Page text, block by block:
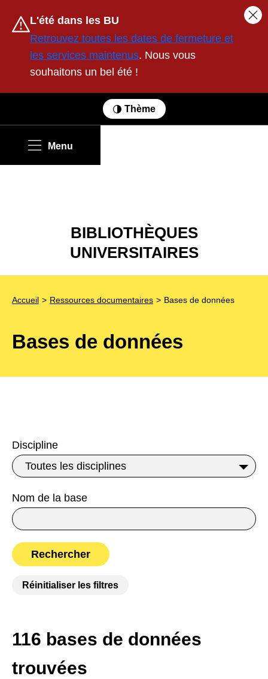
Avertissement :
L'été dans les BU
Retrouvez toutes les dates de fermeture et
les services maintenus. Nous vous
souhaitons un bel été !
Thème
Menu
BIBLIOTHÈQUES
UNIVERSITAIRES
Accueil Ressources documentaires Bases de données
Bases de données
Filtrer les bases de données
Discipline
Nom de la base
Rechercher
Réinitialiser les filtres
116 bases de données
trouvées